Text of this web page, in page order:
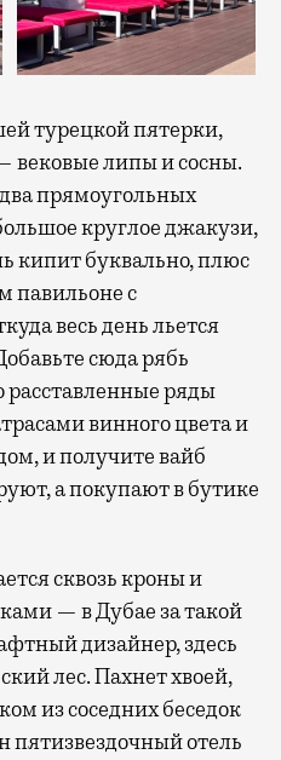
турецкой пятерки,
вековые липы и сосны.
прямоугольных
круглое джакузи,
кипит буквально, плюс
павильоне с
весь день льется
сюда рябь
расставленные ряды
винного цвета и
и получите вайб
а покупают в бутике
сквозь кроны и
— в Дубае за такой
дизайнер, здесь
лес. Пахнет хвоей,
из соседних беседок
отель